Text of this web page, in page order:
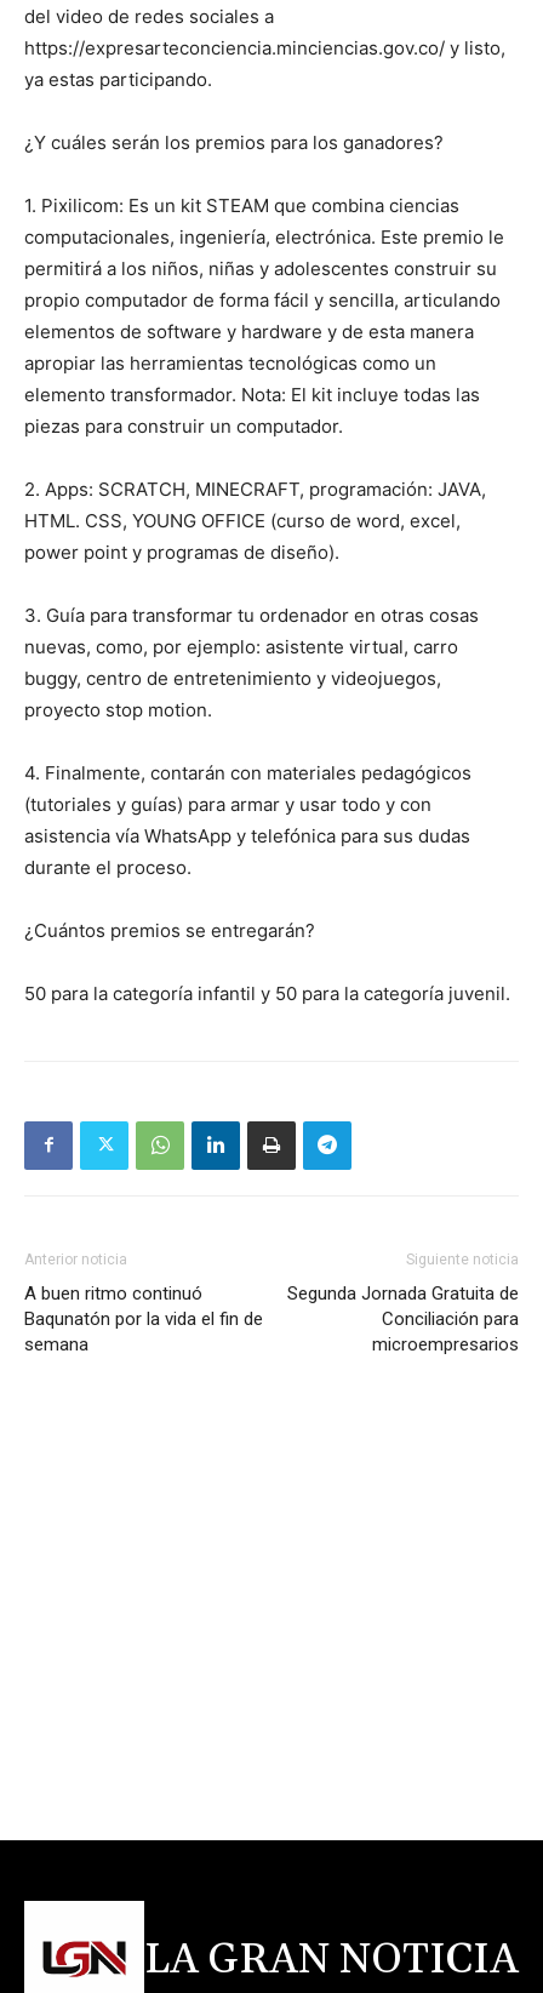
del video de redes sociales a
https://expresarteconciencia.minciencias.gov.co/ y listo,
ya estas participando.
¿Y cuáles serán los premios para los ganadores?
1. Pixilicom: Es un kit STEAM que combina ciencias
computacionales, ingeniería, electrónica. Este premio le
permitirá a los niños, niñas y adolescentes construir su
propio computador de forma fácil y sencilla, articulando
elementos de software y hardware y de esta manera
apropiar las herramientas tecnológicas como un
elemento transformador. Nota: El kit incluye todas las
piezas para construir un computador.
2. Apps: SCRATCH, MINECRAFT, programación: JAVA,
HTML. CSS, YOUNG OFFICE (curso de word, excel,
power point y programas de diseño).
3. Guía para transformar tu ordenador en otras cosas
nuevas, como, por ejemplo: asistente virtual, carro
buggy, centro de entretenimiento y videojuegos,
proyecto stop motion.
4. Finalmente, contarán con materiales pedagógicos
(tutoriales y guías) para armar y usar todo y con
asistencia vía WhatsApp y telefónica para sus dudas
durante el proceso.
¿Cuántos premios se entregarán?
50 para la categoría infantil y 50 para la categoría juvenil.
Anterior noticia
A buen ritmo continuó
Baqunatón por la vida el fin de
semana
Siguiente noticia
Segunda Jornada Gratuita de
Conciliación para
microempresarios
LA GRAN NOTICIA